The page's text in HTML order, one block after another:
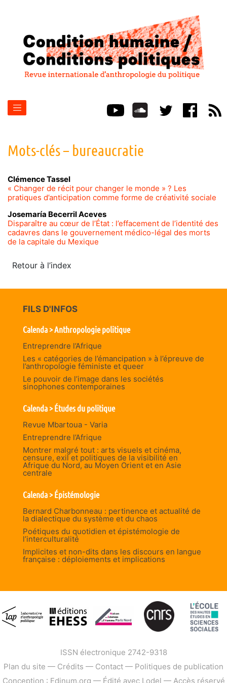
Mots-clés – bureaucratie
ClémenceTassel
« Changer de récit pour changer le monde » ? Les
pratiques d’anticipation comme forme de créativité sociale
Josemaría Becerril Aceves
Disparaître au cœur de l’État : l’effacement de l’identité des
cadavres dans le gouvernement médico-légal des morts
de la capitale du Mexique
Retour à l’index
FILS D'INFOS
Calenda > Anthropologie politique
Entreprendre l’Afrique
Les « catégories de l’émancipation » à l’épreuve de
l’anthropologie féministe et queer
Le pouvoir de l’image dans les sociétés
sinophones contemporaines
Calenda > Études du politique
Revue Mbartoua - Varia
Entreprendre l’Afrique
Montrer malgré tout : arts visuels et cinéma,
censure, exil et politiques de la visibilité en
Afrique du Nord, au Moyen Orient et en Asie
centrale
Calenda > Épistémologie
Bernard Charbonneau : pertinence et actualité de
la dialectique du système et du chaos
Poétiques du quotidien et épistémologie de
l’interculturalité
Implicites et non-dits dans les discours en langue
française : déploiements et implications
ISSN électronique 2742-9318
Plan du site — Crédits — Contact — Politiques de publication
Conception : Edinum.org — Édité avec Lodel — Accès réservé